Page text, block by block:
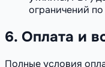
ограничений
6. Оплата и
Полные условия